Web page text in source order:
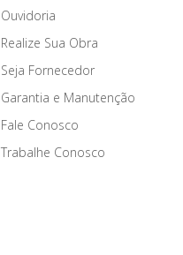
Ouvidoria
Realize Sua Obra
Seja Fornecedor
Garantia e Manutenção
Fale Conosco
Trabalhe Conosco